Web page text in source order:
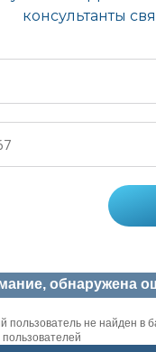
обнаружена
пользователь не найден в
пользователей